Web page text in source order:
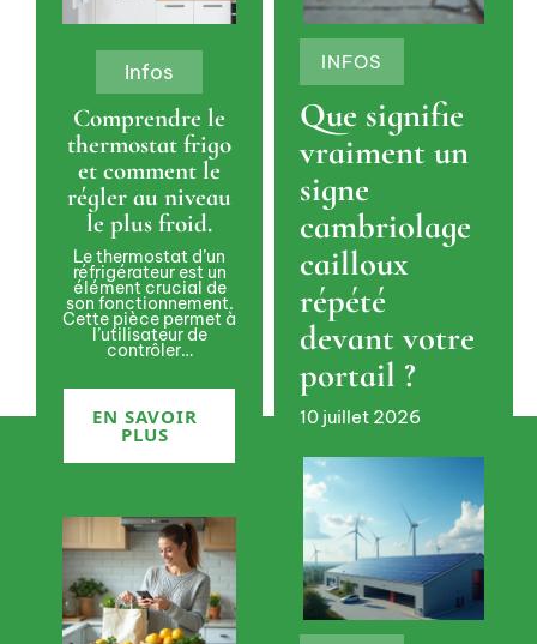
Infos
Comprendre le
thermostat frigo
et comment le
régler au niveau
le plus froid.
Le thermostat d’un
réfrigérateur est un
élément crucial de
son fonctionnement.
Cette pièce permet à
l’utilisateur de
contrôler…
EN SAVOIR
PLUS
INFOS
Que signifie
vraiment un
signe
cambriolage
cailloux
répété
devant votre
portail ?
10 juillet 2026